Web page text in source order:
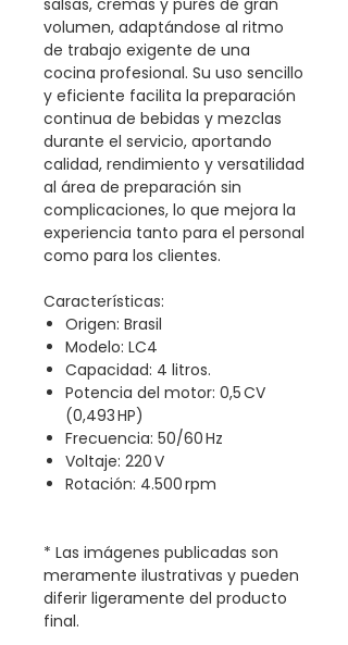
volumen, adaptándose al ritmo
de trabajo exigente de una
cocina profesional. Su uso sencillo
y eficiente facilita la preparación
continua de bebidas y mezclas
durante el servicio, aportando
calidad, rendimiento y versatilidad
al área de preparación sin
complicaciones, lo que mejora la
experiencia tanto para el personal
como para los clientes.
Características:
Origen: Brasil
Modelo: LC4
Capacidad: 4 litros.
Potencia del motor: 0,5 CV
(0,493 HP)
Frecuencia: 50/60 Hz
Voltaje: 220 V
Rotación: 4.500 rpm
* Las imágenes publicadas son
meramente ilustrativas y pueden
diferir ligeramente del producto
final.